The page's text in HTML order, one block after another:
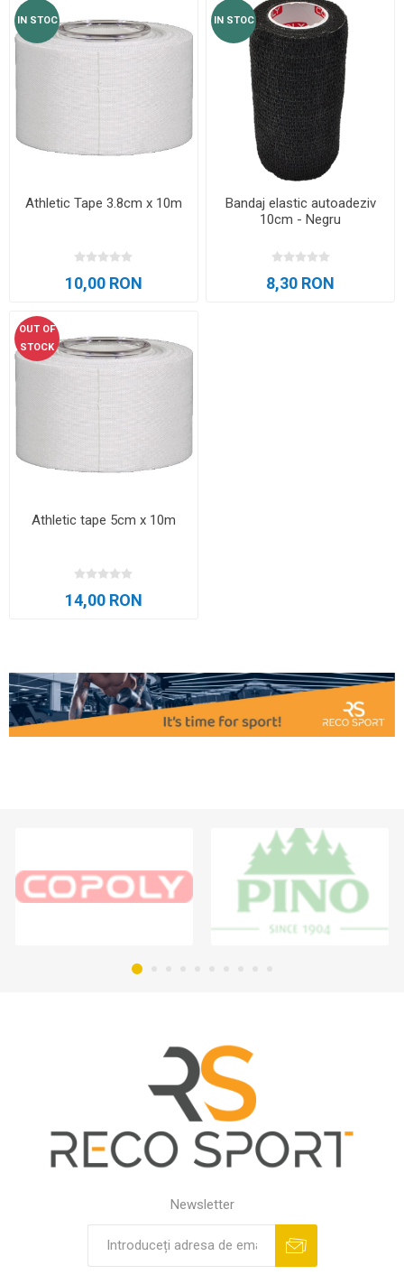
IN STOC
Athletic Tape 3.8cm x 10m
10,00 RON
IN STOC
Bandaj elastic autoadeziv
10cm - Negru
8,30 RON
OUT OF
STOCK
Athletic tape 5cm x 10m
14,00 RON
Newsletter